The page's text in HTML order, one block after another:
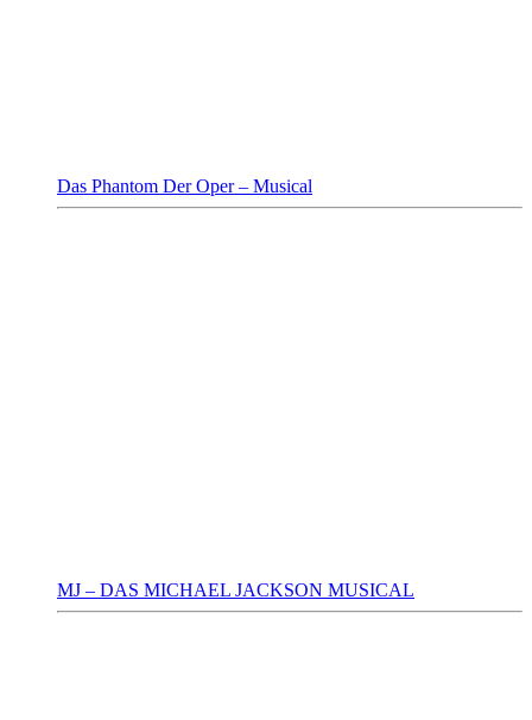
Das Phantom Der Oper – Musical
MJ – DAS MICHAEL JACKSON MUSICAL